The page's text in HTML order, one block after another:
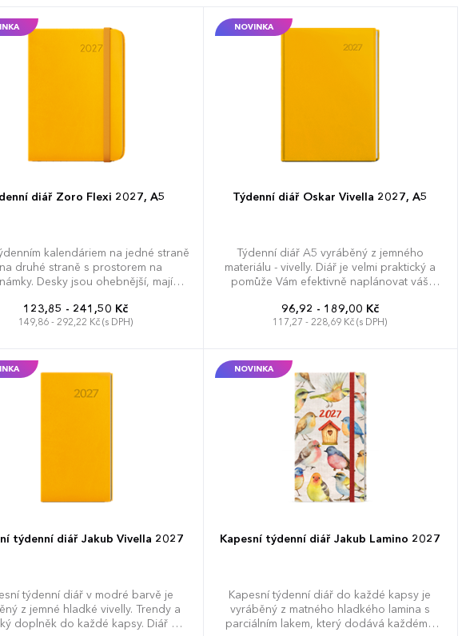
diář Zoro Flexi 2027, A5
kalendáriem na jedné straně
druhé straně s prostorem na
Desky jsou ohebnější, mají
123,85 - 241,50 Kč
149,86 - 292,22 Kč (s DPH)
NOVINKA
Týdenní diář Oskar Vivella 2027, A5
Týdenní diář A5 vyráběný z jemného
materiálu - vivelly. Diář je velmi praktický a
pomůže Vám efektivně naplánovat váš
96,92 - 189,00 Kč
117,27 - 228,69 Kč (s DPH)
týdenní diář Jakub Vivella 2027
týdenní diář v modré barvě je
z jemné hladké vivelly. Trendy a
doplněk do každé kapsy. Diář má
NOVINKA
Kapesní týdenní diář Jakub Lamino 2027
Kapesní týdenní diář do každé kapsy je
vyráběný z matného hladkého lamina s
parciálním lakem, který dodává každému